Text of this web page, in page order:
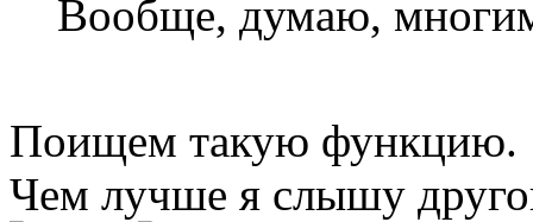
Вообще, думаю,
Поищем такую функцию.
Чем лучше я слышу